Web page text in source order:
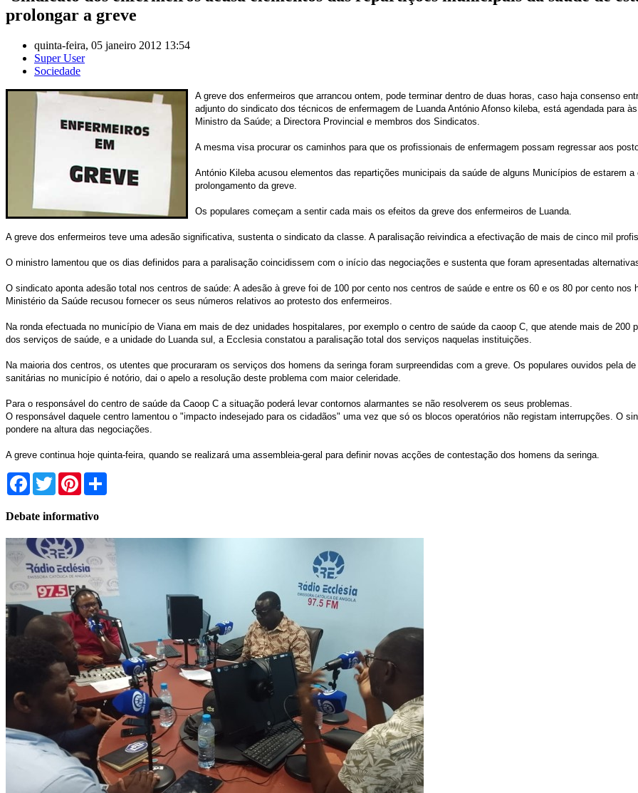
prolongar a greve
quinta-feira, 05 janeiro 2012 13:54
Super User
Sociedade
A greve dos enfermeiros que arrancou ontem, pode terminar dentro de duas horas, caso haja consenso
adjunto do sindicato dos técnicos de enfermagem de Luanda António Afonso kileba, está agendada para
Ministro da Saúde; a Directora Provincial e membros dos Sindicatos.
A mesma visa procurar os caminhos para que os profissionais de enfermagem possam regressar aos
António Kileba acusou elementos das repartições municipais da saúde de alguns Municípios de estarem
prolongamento da greve.
Os populares começam a sentir cada mais os efeitos da greve dos enfermeiros de Luanda.
A greve dos enfermeiros teve uma adesão significativa, sustenta o sindicato da classe. A paralisação reivindica a efectivação de mais de cinco mil
O ministro lamentou que os dias definidos para a paralisação coincidissem com o início das negociações e sustenta que foram apresentadas
O sindicato aponta adesão total nos centros de saúde: A adesão à greve foi de 100 por cento nos centros de saúde e entre os 60 e os 80 por cento
Ministério da Saúde recusou fornecer os seus números relativos ao protesto dos enfermeiros.
Na ronda efectuada no município de Viana em mais de dez unidades hospitalares, por exemplo o centro de saúde da caoop C, que atende mais de
dos serviços de saúde, e a unidade do Luanda sul, a Ecclesia constatou a paralisação total dos serviços naquelas instituições.
Na maioria dos centros, os utentes que procuraram os serviços dos homens da seringa foram surpreendidas com a greve. Os populares ouvidos pela
sanitárias no município é notório, dai o apelo a resolução deste problema com maior celeridade.
Para o responsável do centro de saúde da Caoop C a situação poderá levar contornos alarmantes se não resolverem os seus problemas.
O responsável daquele centro lamentou o "impacto indesejado para os cidadãos" uma vez que só os blocos operatórios não registam interrupções. O
pondere na altura das negociações.
A greve continua hoje quinta-feira, quando se realizará uma assembleia-geral para definir novas acções de contestação dos homens da seringa.
Facebook
TwitterPinterest
Debate informativo